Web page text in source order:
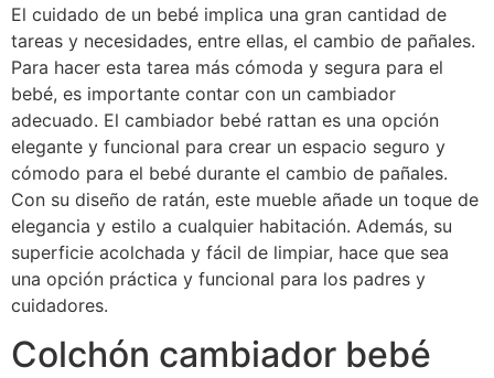
El cuidado de un bebé implica una gran cantidad de
tareas y necesidades, entre ellas, el cambio de pañales.
Para hacer esta tarea más cómoda y segura para el
bebé, es importante contar con un cambiador
adecuado. El cambiador bebé rattan es una opción
elegante y funcional para crear un espacio seguro y
cómodo para el bebé durante el cambio de pañales.
Con su diseño de ratán, este mueble añade un toque de
elegancia y estilo a cualquier habitación. Además, su
superficie acolchada y fácil de limpiar, hace que sea
una opción práctica y funcional para los padres y
cuidadores.
Colchón cambiador bebé